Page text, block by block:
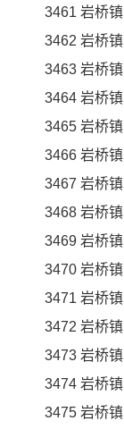
3461 岩桥
3462 岩桥
3463 岩桥
3464 岩桥
3465 岩桥
3466 岩桥
3467 岩桥
3468 岩桥
3469 岩桥
3470 岩桥
3471 岩桥
3472 岩桥
3473 岩桥
3474 岩桥
3475 岩桥